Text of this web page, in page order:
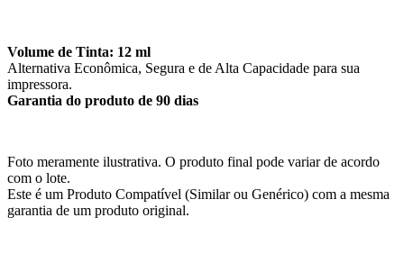
Volume de Tinta: 12 ml
Alternativa Econômica, Segura e de Alta Capacidade para sua
impressora.
Garantia do produto de 90 dias
Foto meramente ilustrativa. O produto final pode variar de acordo
com o lote.
Este é um Produto Compatível (Similar ou Genérico) com a mesma
garantia de um produto original.